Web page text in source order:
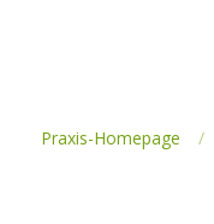
Praxis-Homepage